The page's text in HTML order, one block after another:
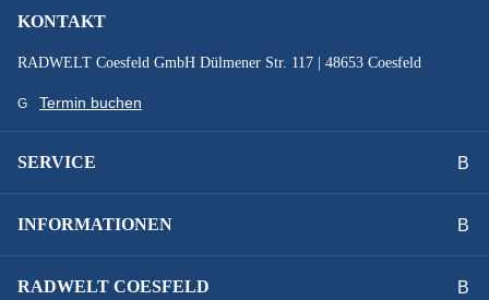
KONTAKT
RADWELT Coesfeld GmbH Dülmener Str. 117 | 48653 Coesfeld
Termin buchen
SERVICE
INFORMATIONEN
RADWELT COESFELD